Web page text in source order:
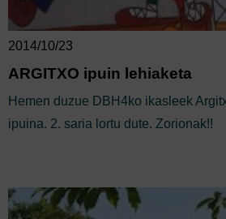
2014/10/23
ARGITXO ipuin lehiaketa
Hemen duzue DBH4ko ikasleek
ipuina. 2. saria lortu dute. Zorionak!!